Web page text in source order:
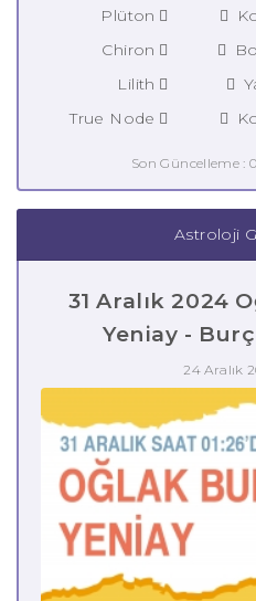
Plüton
Chiron
Lilith
True Node
Son Güncelleme :
Astroloji
31 Aralık 2024
Yeniay -
24 Aralık